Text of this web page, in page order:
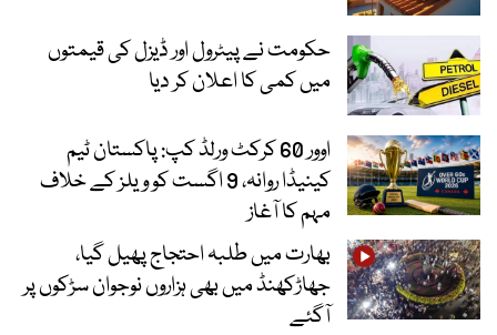
حکومت نے پیٹرول اور ڈیزل کی قیمتوں
میں کمی کا اعلان کر دیا
اوور 60 کرکٹ ورلڈ کپ: پاکستان ٹیم
کینیڈا روانہ، 9 اگست کو ویلز کے خلاف
مہم کا آغاز
بھارت میں طلبہ احتجاج پھیل گیا،
جھاڑکھنڈ میں بھی ہزاروں نوجوان سڑکوں پر
آگئے